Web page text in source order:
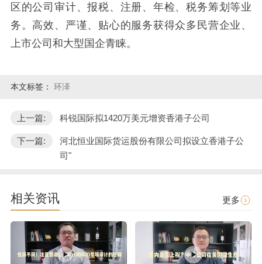
区的公司审计、报税、注册、年检、税务筹划等业
务。高效、严谨、贴心的服务获得众多民营企业、
上市公司和大型国企青睐。
本文标签： 环泽
上一篇: 科锐国际拟1420万美元增资香港子公司
下一篇:
河北恒业国际货运股份有限公司拟设立香港子公
司"
相关资讯 更多